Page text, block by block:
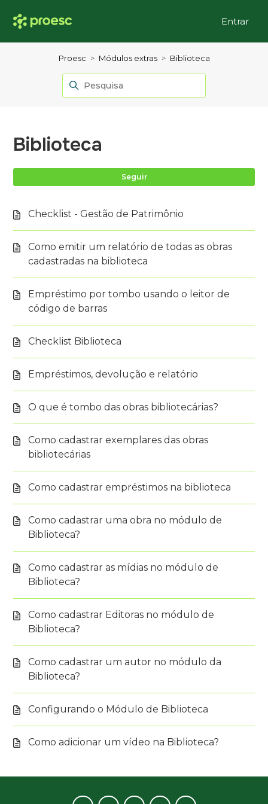
Entrar
Proesc Módulos extras Biblioteca
Biblioteca
Seguir
Checklist - Gestão de Patrimônio
Como emitir um relatório de todas as obras
cadastradas na biblioteca
Empréstimo por tombo usando o leitor de
código de barras
Checklist Biblioteca
Empréstimos, devolução e relatório
O que é tombo das obras bibliotecárias?
Como cadastrar exemplares das obras
bibliotecárias
Como cadastrar empréstimos na biblioteca
Como cadastrar uma obra no módulo de
Biblioteca?
Como cadastrar as mídias no módulo de
Biblioteca?
Como cadastrar Editoras no módulo de
Biblioteca?
Como cadastrar um autor no módulo da
Biblioteca?
Configurando o Módulo de Biblioteca
Como adicionar um vídeo na Biblioteca?